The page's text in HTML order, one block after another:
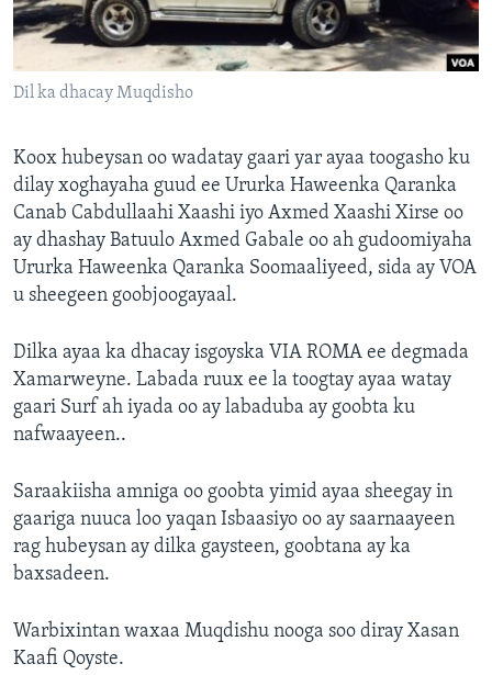
FAAQIDAADDA TODDOBAADKA
DHEXTAALKA TODDOBAADKA
Dil ka dhacay Muqdisho
Koox hubeysan oo wadatay gaari yar ayaa toogasho ku
dilay xoghayaha guud ee Ururka Haweenka Qaranka
Canab Cabdullaahi Xaashi iyo Axmed Xaashi Xirse oo
ay dhashay Batuulo Axmed Gabale oo ah gudoomiyaha
Ururka Haweenka Qaranka Soomaaliyeed, sida ay VOA
u sheegeen goobjoogayaal.
Dilka ayaa ka dhacay isgoyska VIA ROMA ee degmada
Xamarweyne. Labada ruux ee la toogtay ayaa watay
gaari Surf ah iyada oo ay labaduba ay goobta ku
nafwaayeen..
Saraakiisha amniga oo goobta yimid ayaa sheegay in
gaariga nuuca loo yaqan Isbaasiyo oo ay saarnaayeen
rag hubeysan ay dilka gaysteen, goobtana ay ka
baxsadeen.
Warbixintan waxaa Muqdishu nooga soo diray Xasan
Kaafi Qoyste.